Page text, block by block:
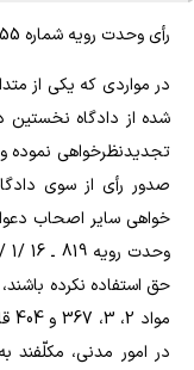
رأی وحدت رویه شماره 855 هیأت عمومی دیوان عالی کشور
در مواردی که یکی از
شده از دادگاه
تجدیدنظرخواهی نموده
صدور رأی از سوی
خواهی سایر اصحاب
حق استفاده نکرده
در امور مدنی، مکلّفند